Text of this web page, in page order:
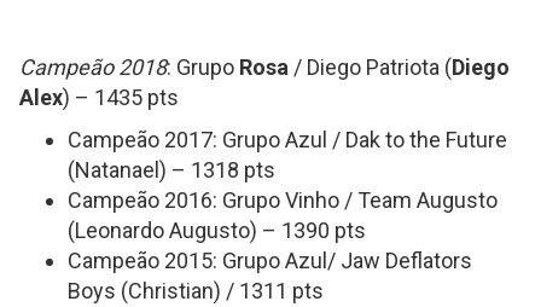
Campeão 2018: Grupo Rosa / Diego Patriota (Diego
Alex) – 1435 pts
Campeão 2017: Grupo Azul / Dak to the Future
(Natanael) – 1318 pts
Campeão 2016: Grupo Vinho / Team Augusto
(Leonardo Augusto) – 1390 pts
Campeão 2015: Grupo Azul/ Jaw Deflators
Boys (Christian) / 1311 pts